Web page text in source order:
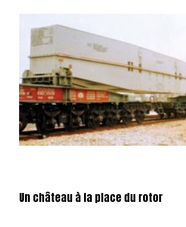
Un château à la place du rotor